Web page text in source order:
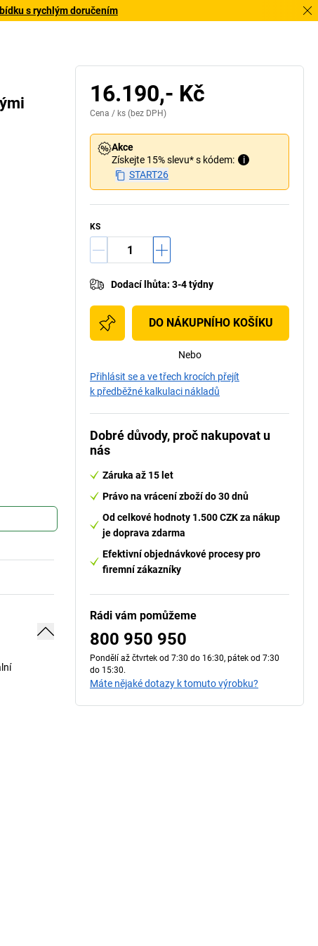
s rychlým doručením
16.190,- Kč
Cena / ks (bez DPH)
Akce
Získejte 15% slevu* s kódem:
i
START26
KS
Dodací lhůta: 3-4 týdny
DO NÁKUPNÍHO KOŠÍKU
Nebo
Přihlásit se a ve třech krocích přejít
k předběžné kalkulaci nákladů
Dobré důvody, proč nakupovat u
nás
Záruka až 15 let
Právo na vrácení zboží do 30 dnů
Od celkové hodnoty 1.500 CZK za nákup
je doprava zdarma
Efektivní objednávkové procesy pro
firemní zákazníky
Rádi vám pomůžeme
800 950 950
Pondělí až čtvrtek od 7:30 do 16:30, pátek od 7:30
do 15:30.
Máte nějaké dotazy k tomuto výrobku?